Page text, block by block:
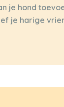
je hond
je harige